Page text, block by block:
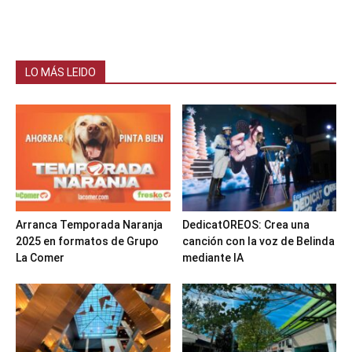
LO MÁS LEIDO
Arranca Temporada Naranja
2025 en formatos de Grupo
La Comer
DedicatOREOS: Crea una
canción con la voz de Belinda
mediante IA